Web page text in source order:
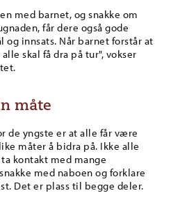
med barnet, og snakke om
får dere også gode
og innsats. Når barnet forstår at
skal få dra på tur", vokser
måte
de yngste er at alle får være
måter å bidra på. Ikke alle
kontakt med mange
med naboen og forklare
Det er plass til begge deler.